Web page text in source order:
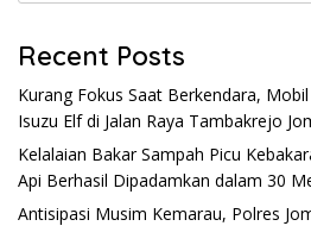
Recent Posts
Kurang Fokus Saat Berkendara,
Isuzu Elf di Jalan Raya Tambakrejo
Kelalaian Bakar Sampah Picu
Api Berhasil Dipadamkan dalam 30
Antisipasi Musim Kemarau, Polres